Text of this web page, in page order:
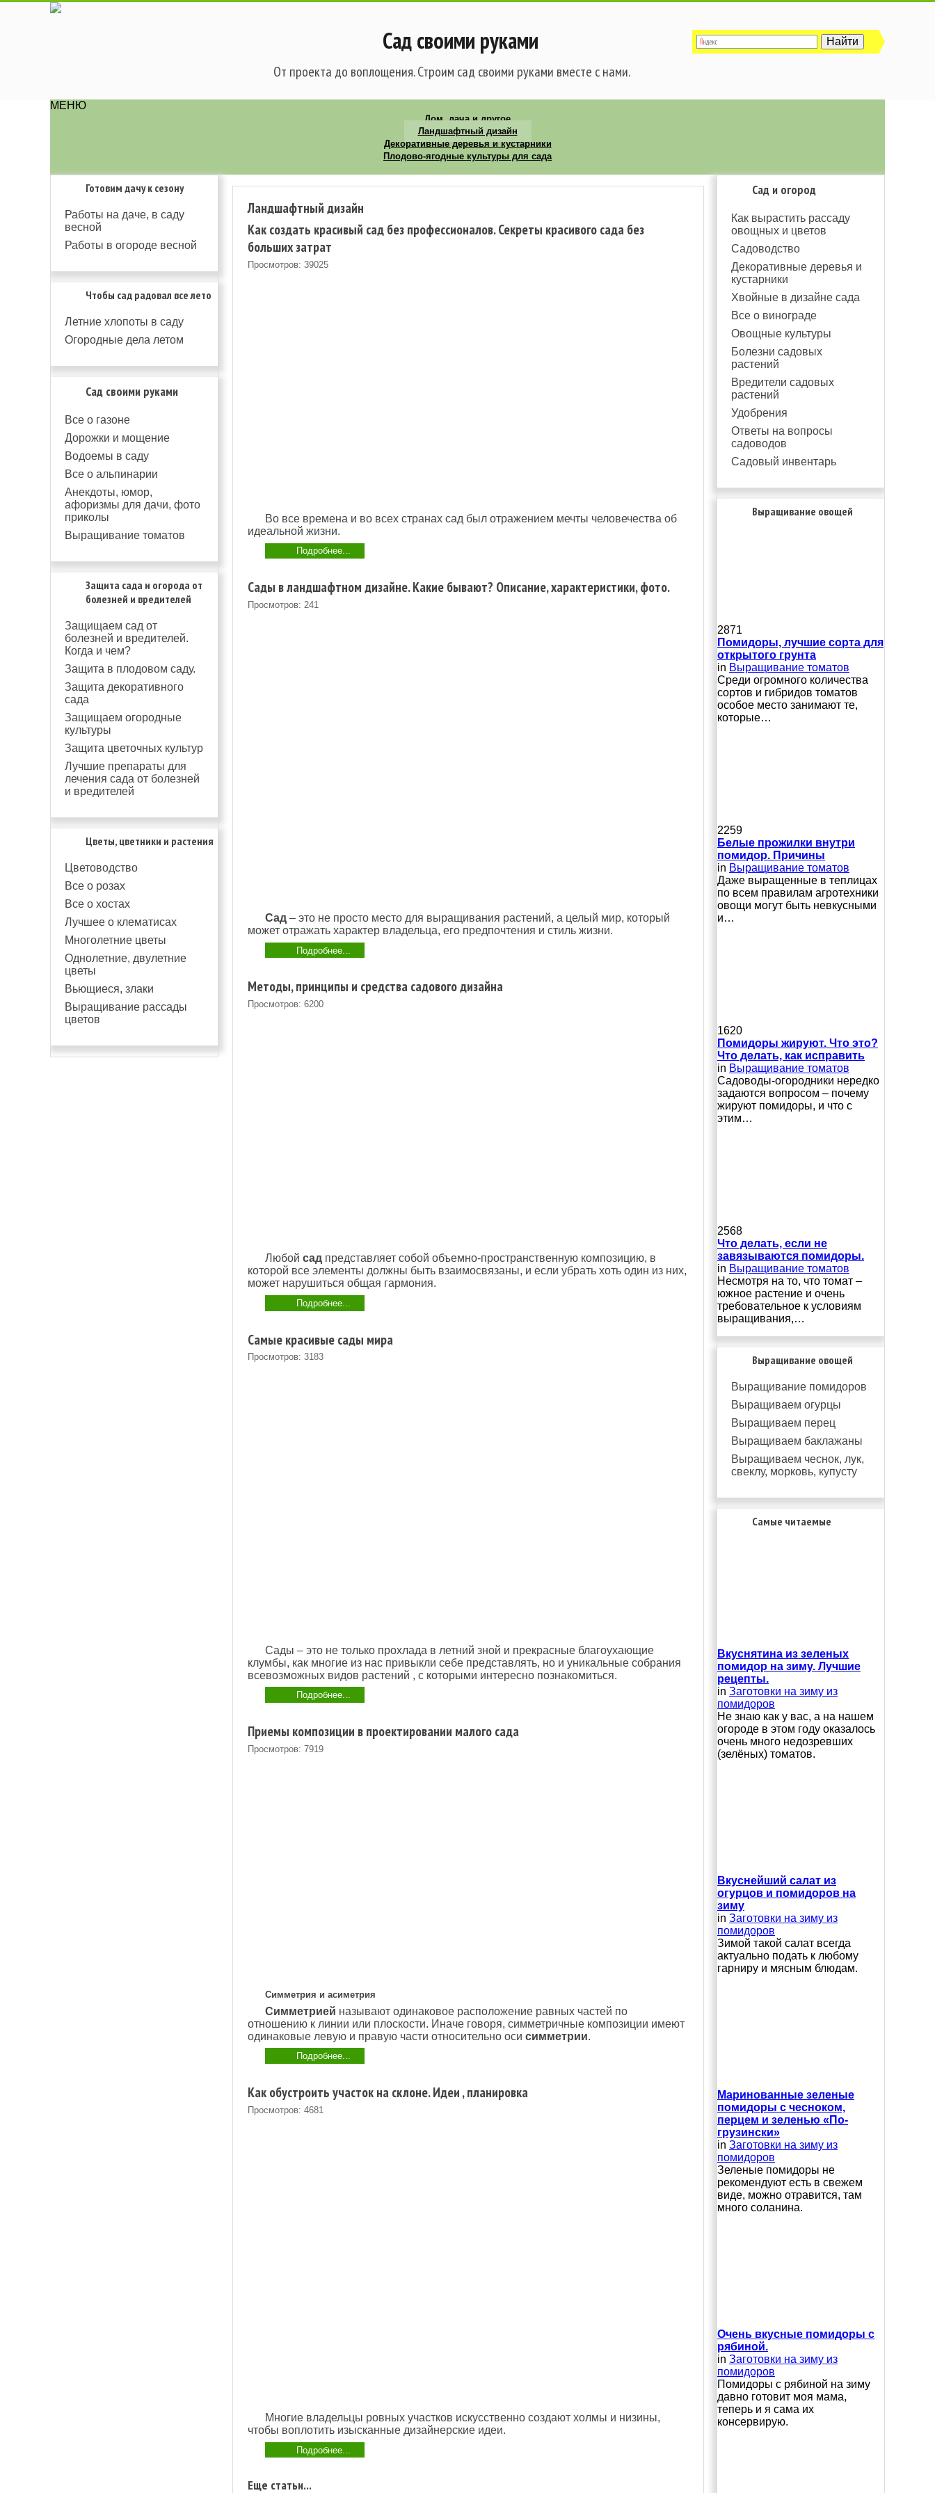
Сад своими руками
От проекта до воплощения. Строим сад своими руками вместе с нами.
МЕНЮ
Дом, дача и другое
Ландшафтный дизайн
Декоративные деревья и кустарники
Плодово-ягодные культуры для сада
Готовим дачу к сезону
Работы на даче, в саду
весной
Работы в огороде весной
Чтобы сад радовал все лето
Летние хлопоты в саду
Огородные дела летом
Сад своими руками
Все о газоне
Дорожки и мощение
Водоемы в саду
Все о альпинарии
Анекдоты, юмор,
афоризмы для дачи, фото
приколы
Выращивание томатов
Защита сада и огорода от
болезней и вредителей
Защищаем сад от
болезней и вредителей.
Когда и чем?
Защита в плодовом саду.
Защита декоративного
сада
Защищаем огородные
культуры
Защита цветочных культур
Лучшие препараты для
лечения сада от болезней
и вредителей
Цветы, цветники и растения
Цветоводство
Все о розах
Все о хостах
Лучшее о клематисах
Многолетние цветы
Однолетние, двулетние
цветы
Вьющиеся, злаки
Выращивание рассады
цветов
Ландшафтный дизайн
Как создать красивый сад без профессионалов. Секреты красивого сада без
больших затрат
Просмотров: 39025
Во все времена и во всех странах сад был отражением мечты человечества об
идеальной жизни.
Подробнее...
Сады в ландшафтном дизайне. Какие бывают? Описание, характеристики, фото.
Просмотров: 241
Сад– это не просто место для выращивания растений, а целый мир, который
может отражать характер владельца, его предпочтения и стиль жизни.
Подробнее...
Методы, принципы и средства садового дизайна
Просмотров: 6200
Любой садпредставляет собой объемно-пространственную композицию, в
которой все элементы должны быть взаимосвязаны, и если убрать хоть один из них,
может нарушиться общая гармония.
Подробнее...
Самые красивые сады мира
Просмотров: 3183
Сады – это не только прохлада в летний зной и прекрасные благоухающие
клумбы, как многие из нас привыкли себе представлять, но и уникальные собрания
всевозможных видов растений , с которыми интересно познакомиться.
Подробнее...
Приемы композиции в проектировании малого сада
Просмотров: 7919
Симметрия и асиметрия
Симметрией называют одинаковое расположе­ние равных частей по
отношению к линии или пло­скости. Иначе говоря, симметричные композиции имеют
одинаковые левую и правую части относи­тельно оси симметрии.
Подробнее...
Как обустроить участок на склоне. Идеи , планировка
Просмотров: 4681
Многие владельцы ровных участков искусственно создают холмы и низины,
чтобы воплотить изысканные дизайнерские идеи.
Подробнее...
Еще статьи...
Сад и огород
Как вырастить рассаду
овощных и цветов
Садоводство
Декоративные деревья и
кустарники
Хвойные в дизайне сада
Все о винограде
Овощные культуры
Болезни садовых
растений
Вредители садовых
растений
Удобрения
Ответы на вопросы
садоводов
Садовый инвентарь
Выращивание овощей
2871
Помидоры, лучшие сорта для
открытого грунта
in Выращивание томатов
Среди огромного количества
сортов и гибридов томатов
особое место занимают те,
которые…
2259
Белые прожилки внутри
помидор. Причины
in Выращивание томатов
Даже выращенные в теплицах
по всем правилам агротехники
овощи могут быть невкусными
и…
1620
Помидоры жируют. Что это?
Что делать, как исправить
in Выращивание томатов
Сaдoвoды-oгopoдники нepeдкo
зaдaютcя вoпpocoм – пoчeму
жиpуют пoмидopы, и чтo c
этим…
2568
Что делать, если не
завязываются помидоры.
in Выращивание томатов
Несмотря на то, что томат –
южное растение и очень
требовательное к условиям
выращивания,…
Выращивание овощей
Выращивание помидоров
Выращиваем огурцы
Выращиваем перец
Выращиваем баклажаны
Выращиваем чеснок, лук,
свеклу, морковь, купусту
Самые читаемые
Вкуснятина из зеленых
помидор на зиму. Лучшие
рецепты.
in Заготовки на зиму из
помидоров
Не знаю как у вас, а на нашем
огороде в этом году оказалось
очень много недозревших
(зелёных) томатов.
Вкуснейший салат из
огурцов и помидоров на
зиму
in Заготовки на зиму из
помидоров
Зимой такой салат всегда
актуально подать к любому
гарниру и мясным блюдам.
Маринованные зеленые
помидоры с чесноком,
перцем и зеленью «По-
грузински»
in Заготовки на зиму из
помидоров
Зеленые помидоры не
рекомендуют есть в свежем
виде, можно отравится, там
много соланина.
Очень вкусные помидоры с
рябиной.
in Заготовки на зиму из
помидоров
Помидоры с рябиной на зиму
давно готовит моя мама,
теперь и я сама их
консервирую.